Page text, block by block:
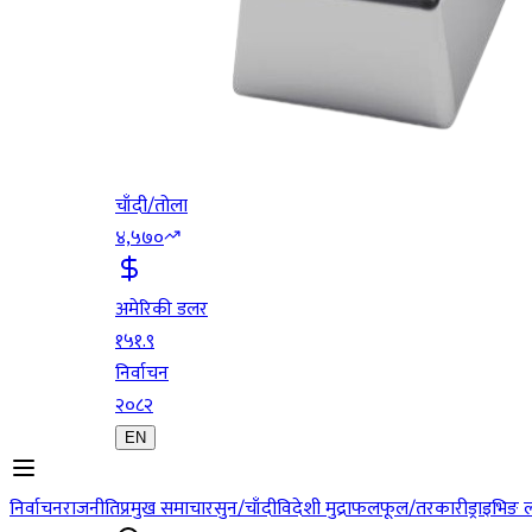
चाँदी/तोला
४,५७०
अमेरिकी डलर
१५१.९
निर्वाचन
२०८२
EN
निर्वाचनराजनीतिप्रमुख समाचारसुन/चाँदीविदेशी मुद्राफलफूल/तरकारी